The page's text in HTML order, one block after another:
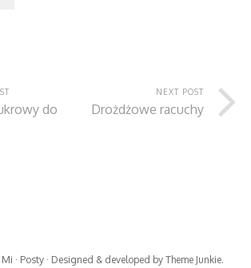
do
NEXT POST
Drożdżowe racuchy
Mi · Posty· Designed & developed by Theme Junkie.